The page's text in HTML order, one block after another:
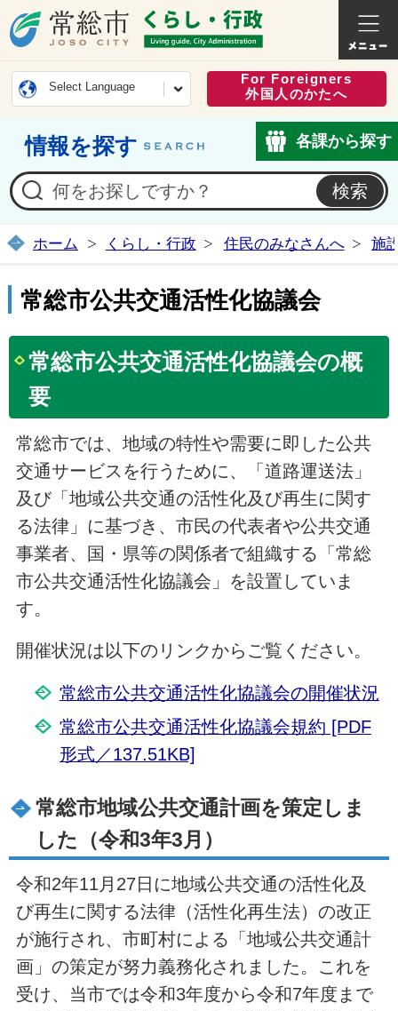
常総市公式ホームページ
くらし
Select Language
For Foreigners
外国人のかたへ
情報を探す 各課から探す
ホーム くらし・行政 住民のみなさんへ 施
常総市公共交通活性化協議会
常総市公共交通活性化協議会の概
要
常総市では、地域の特性や需要に即した公共
交通サービスを行うために、「道路運送法」
及び「地域公共交通の活性化及び再生に関す
る法律」に基づき、市民の代表者や公共交通
事業者、国・県等の関係者で組織する「常総
市公共交通活性化協議会」を設置していま
す。
開催状況は以下のリンクからご覧ください。
常総市公共交通活性化協議会の開催状況
常総市公共交通活性化協議会規約 [PDF
形式／137.51KB]
常総市地域公共交通計画を策定しま
した（令和3年3月）
令和2年11月27日に地域公共交通の活性化及
び再生に関する法律（活性化再生法）の改正
が施行され、市町村による「地域公共交通計
画」の策定が努力義務化されました。これを
受け、当市では令和3年度から令和7年度まで